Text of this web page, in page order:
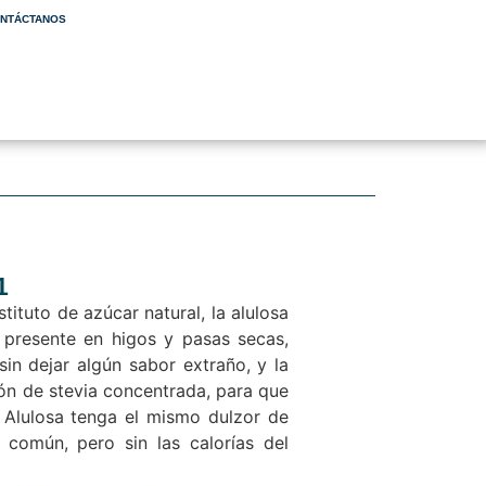
de azúcar natural, la alulosa
en higos y pasas secas,
dejar algún sabor extraño, y la
de stevia concentrada, para que
tenga el mismo dulzor de
pero sin las calorías del